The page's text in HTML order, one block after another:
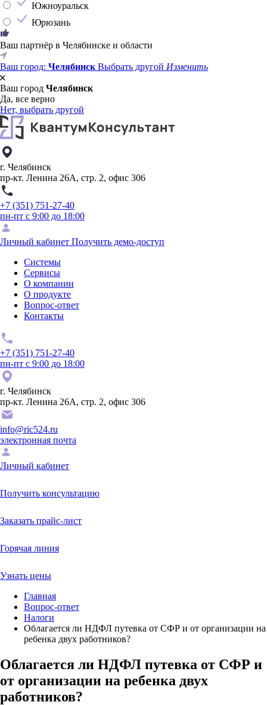
Южноуральск
Юрюзань
Ваш партнёр в Челябинске и области
Ваш город: Челябинск Выбрать другой Изменить
Ваш город Челябинск
Да, все верно
Нет, выбрать другой
г. Челябинск
пр-кт. Ленина 26А, стр. 2, офис 306
+7 (351) 751-27-40
пн-пт с 9:00 до 18:00
Личный кабинет Получить демо-доступ
Системы
Сервисы
О компании
О продукте
Вопрос-ответ
Контакты
+7 (351) 751-27-40
пн-пт с 9:00 до 18:00
г. Челябинск
пр-кт. Ленина 26А, стр. 2, офис 306
info@ric524.ru
электронная почта
Личный кабинет
Получить консультацию
Заказать прайс-лист
Горячая линия
Узнать цены
Главная
Вопрос-ответ
Налоги
Облагается ли НДФЛ путевка от СФР и от организации на
ребенка двух работников?
Облагается ли НДФЛ путевка от СФР и
от организации на ребенка двух
работников?